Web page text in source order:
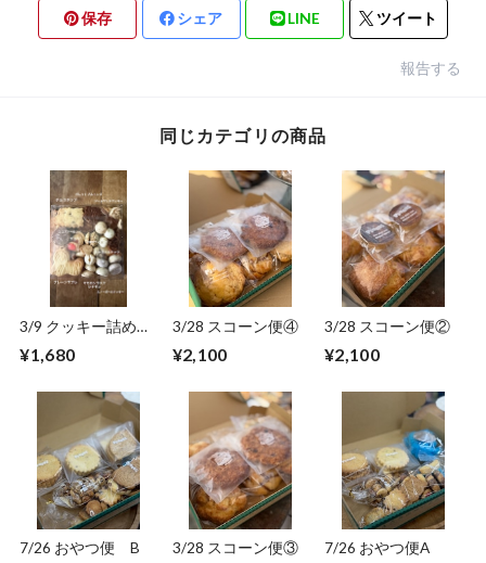
保存 シェア LINE ツイート
報告する
同じカテゴリの商品
3/9 クッキー詰め合
¥1,680
3/28 スコーン便④
¥2,100
3/28 スコーン便②
¥2,100
7/26 おやつ便 B 3/28 スコーン便③ 7/26 おやつ便A